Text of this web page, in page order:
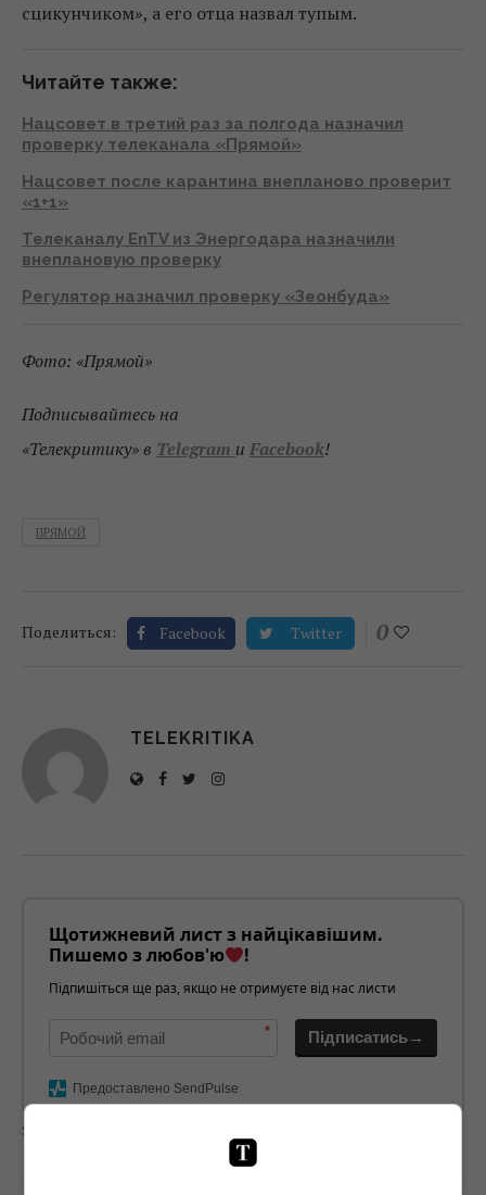
сцикунчиком», а его отца назвал тупым.
Читайте также:
Нацсовет в третий раз за полгода назначил
проверку телеканала «Прямой»
Нацсовет после карантина внепланово проверит
«1+1»
Телеканалу EnTV из Энергодара назначили
внеплановую проверку
Регулятор назначил проверку «Зеонбуда»
Фото: «Прямой»
Подписывайтесь на
«Телекритику»в Telegram и Facebook!
ПРЯМОЙ
Поделиться: Facebook Twitter 0
TELEKRITIKA
Щотижневий лист з найцікавішим.
Пишемо з любов'ю
!
Підпишіться ще раз, якщо не отримуєте від нас листи
* Підписатись→
Предоставлено SendPulse
загрузка...